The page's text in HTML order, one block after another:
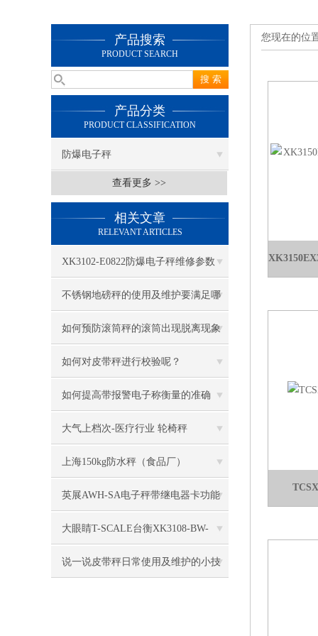
产品搜索
PRODUCT SEARCH
产品分类
PRODUCT CLASSIFICATION
防爆电子秤
查看更多 >>
相关文章
RELEVANT ARTICLES
XK3102-E0822防爆电子秤维修参数
不锈钢地磅秤的使用及维护要满足哪
些要求
如何预防滚筒秤的滚筒出现脱离现象
如何对皮带秤进行校验呢？
如何提高带报警电子称衡量的准确
度？
大气上档次-医疗行业 轮椅秤
上海150kg防水秤（食品厂）
英展AWH-SA电子秤带继电器卡功能
简述
大眼睛T-SCALE台衡XK3108-BW-
150kg电子秤
说一说皮带秤日常使用及维护的小技
您现在的位